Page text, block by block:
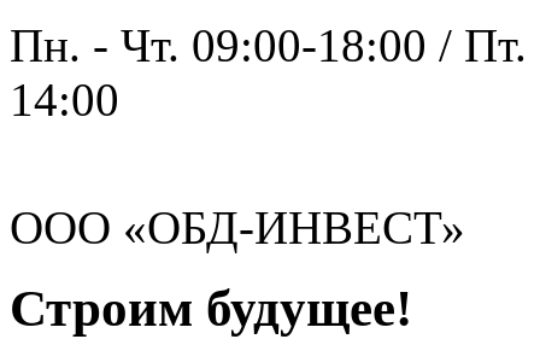
Пн. - Чт. 09:00-18:00 /
14:00
ООО «ОБД-ИНВЕСТ»
Строим будущее!